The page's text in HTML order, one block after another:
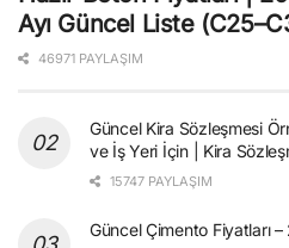
Ayı Güncel Liste
46971 PAYLAŞIM
Güncel Kira Sözleşmesi
ve İş Yeri İçin | Kira
15747 PAYLAŞIM
Güncel Çimento Fiyatları